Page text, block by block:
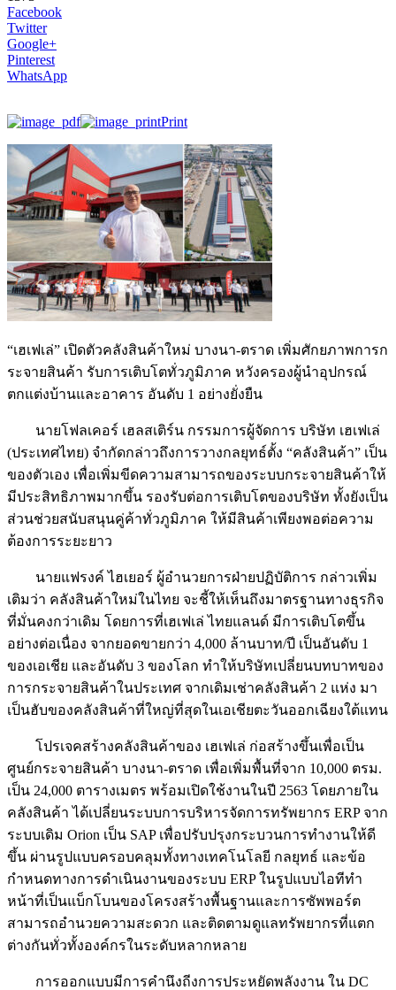
Facebook
Twitter
Google+
Pinterest
WhatsApp
Print
“เฮเฟเล่” เปิดตัวคลังสินค้าใหม่ บางนา-ตราด เพิ่มศักยภาพการก
ระจายสินค้า รับการเติบโตทั่วภูมิภาค หวังครองผู้นำอุปกรณ์
ตกแต่งบ้านและอาคาร อันดับ 1 อย่างยั่งยืน
นายโฟลเคอร์ เฮลสเติร์น กรรมการผู้จัดการ บริษัท เฮเฟเล่
(ประเทศไทย) จำกัดกล่าวถึงการวางกลยุทธ์ตั้ง “คลังสินค้า” เป็น
ของตัวเอง เพื่อเพิ่มขีดความสามารถของระบบกระจายสินค้าให้
มีประสิทธิภาพมากขึ้น รองรับต่อการเติบโตของบริษัท ทั้งยังเป็น
ส่วนช่วยสนับสนุนคู่ค้าทั่วภูมิภาค ให้มีสินค้าเพียงพอต่อความ
ต้องการระยะยาว
นายแฟรงค์ ไฮเยอร์ ผู้อำนวยการฝ่ายปฏิบัติการ กล่าวเพิ่ม
เติมว่า คลังสินค้าใหม่ในไทย จะชี้ให้เห็นถึงมาตรฐานทางธุรกิจ
ที่มั่นคงกว่าเดิม โดยการที่เฮเฟเล่ ไทยแลนด์ มีการเติบโตขึ้น
อย่างต่อเนื่อง จากยอดขายกว่า 4,000 ล้านบาท/ปี เป็นอันดับ 1
ของเอเชีย และอันดับ 3 ของโลก ทำให้บริษัทเปลี่ยนบทบาทของ
การกระจายสินค้าในประเทศ จากเดิมเช่าคลังสินค้า 2 แห่ง มา
เป็นฮับของคลังสินค้าที่ใหญ่ที่สุดในเอเชียตะวันออกเฉียงใต้แทน
โปรเจคสร้างคลังสินค้าของ เฮเฟเล่ ก่อสร้างขึ้นเพื่อเป็น
ศูนย์กระจายสินค้า บางนา-ตราด เพื่อเพิ่มพื้นที่จาก 10,000 ตรม.
เป็น 24,000 ตารางเมตร พร้อมเปิดใช้งานในปี 2563 โดยภายใน
คลังสินค้า ได้เปลี่ยนระบบการบริหารจัดการทรัพยากร ERP จาก
ระบบเดิม Orion เป็น SAP เพื่อปรับปรุงกระบวนการทำงานให้ดี
ขึ้น ผ่านรูปแบบครอบคลุมทั้งทางเทคโนโลยี กลยุทธ์ และข้อ
กำหนดทางการดำเนินงานของระบบ ERP ในรูปแบบไอทีทำ
หน้าที่เป็นแบ็กโบนของโครงสร้างพื้นฐานและการซัพพอร์ต
สามารถอำนวยความสะดวก และติดตามดูแลทรัพยากรที่แตก
ต่างกันทั่วทั้งองค์กรในระดับหลากหลาย
การออกแบบมีการคำนึงถีงการประหยัดพลังงาน ใน DC